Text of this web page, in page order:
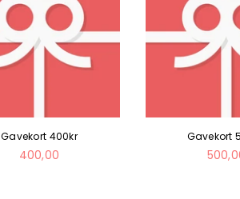
Gavekort 400kr
Normal
400,00
Gavekort